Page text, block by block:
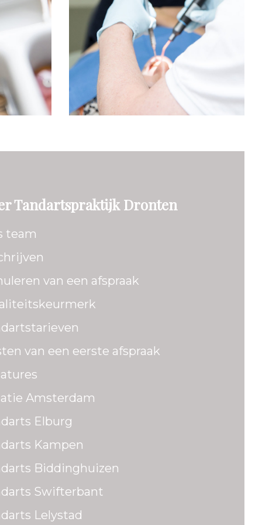
Tandartspraktijk Dronten
team
van een afspraak
van een eerste afspraak
Amsterdam
Elburg
Kampen
Biddinghuizen
Swifterbant
Lelystad